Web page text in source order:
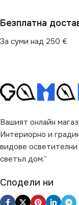
Безплатна
За суми над 250 €
Вашият онлайн
Интериорно и
видове
светъл дом.”
Сподели ни